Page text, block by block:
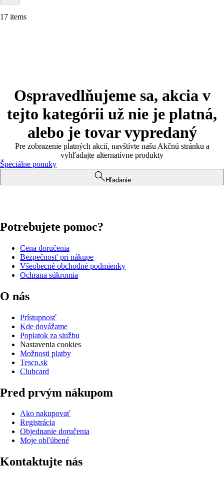
17 items
Ospravedlňujeme sa, akcia v
tejto kategórii už nie je platná,
alebo je tovar vypredaný
Pre zobrazenie platných akcií, navštívte našu Akčnú stránku a
vyhľadajte alternatívne produkty
Špeciálne ponuky
Hľadanie
Potrebujete pomoc?
Cena doručenia
Bezpečnosť pri nákupe
Všeobecné obchodné podmienky
Ochrana súkromia
O nás
Prístupnosť
Kde dovážame
Poplatok za službu
Nastavenia cookies
Možnosti platby
Tesco.sk
Clubcard
Pred prvým nákupom
Ako nakupovať
Registrácia
Objednanie doručenia
Moje obľúbené
Kontaktujte nás